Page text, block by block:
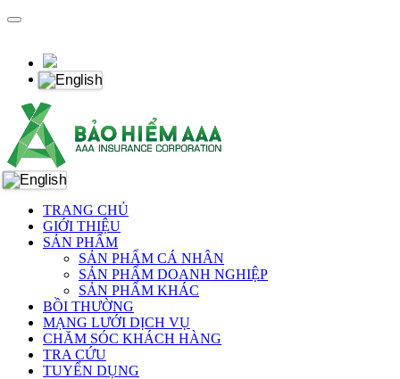
TRANG CHỦ
GIỚI THIỆU
SẢN PHẨM
SẢN PHẨM CÁ NHÂN
SẢN PHẨM DOANH NGHIỆP
SẢN PHẨM KHÁC
BỒI THƯỜNG
MẠNG LƯỚI DỊCH VỤ
CHĂM SÓC KHÁCH HÀNG
TRA CỨU
TUYỂN DỤNG